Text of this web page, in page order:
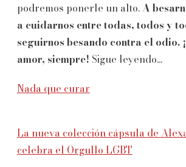
podremos ponerle un alto.A
a cuidarnos entre todas, todos y
seguirnos besando contra el odio.
amor, siempre! Sigue leyendo...
Nada que curar
La nueva colección cápsula de
celebra el Orgullo LGBT